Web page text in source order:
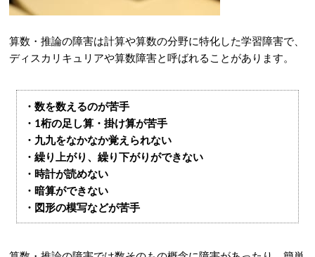
算数・推論の障害は計算や算数の分野に特化した学習障害で、
ディスカリキュリアや算数障害と呼ばれることがあります。
・数を数えるのが苦手
・1桁の足し算・掛け算が苦手
・九九をなかなか覚えられない
・繰り上がり、繰り下がりができない
・時計が読めない
・暗算ができない
・図形の模写などが苦手